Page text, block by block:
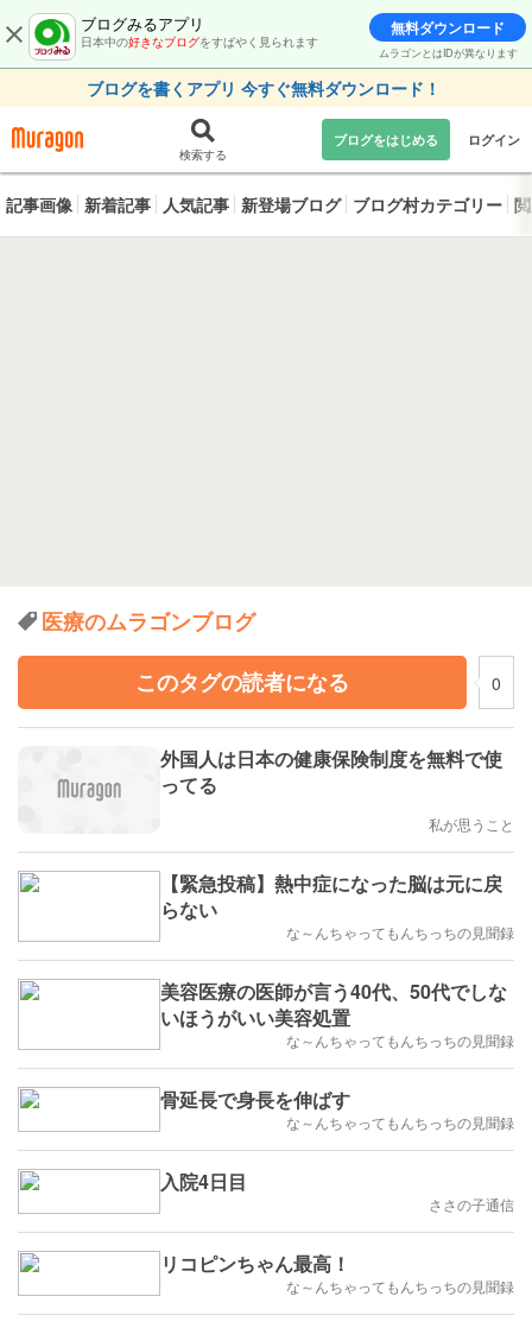
ブログみるアプリ
日本中の好きなブログをすばやく見られます
無料ダウンロード
ムラゴンとはIDが異なります
ブログを書くアプリ 今すぐ無料ダウンロード！
検索する
ブログをはじめる ログイン
記事画像 新着記事 人気記事 新登場ブログ ブログ村カテゴリー
医療のムラゴンブログ
このタグの読者になる
0
外国人は日本の健康保険制度を無料で使
ってる
私が思うこと
【緊急投稿】熱中症になった脳は元に戻
らない
な～んちゃってもんちっちの見聞録
美容医療の医師が言う40代、50代でしな
いほうがいい美容処置
な～んちゃってもんちっちの見聞録
骨延長で身長を伸ばす
な～んちゃってもんちっちの見聞録
入院4日目
ささの子通信
リコピンちゃん最高！
な～んちゃってもんちっちの見聞録